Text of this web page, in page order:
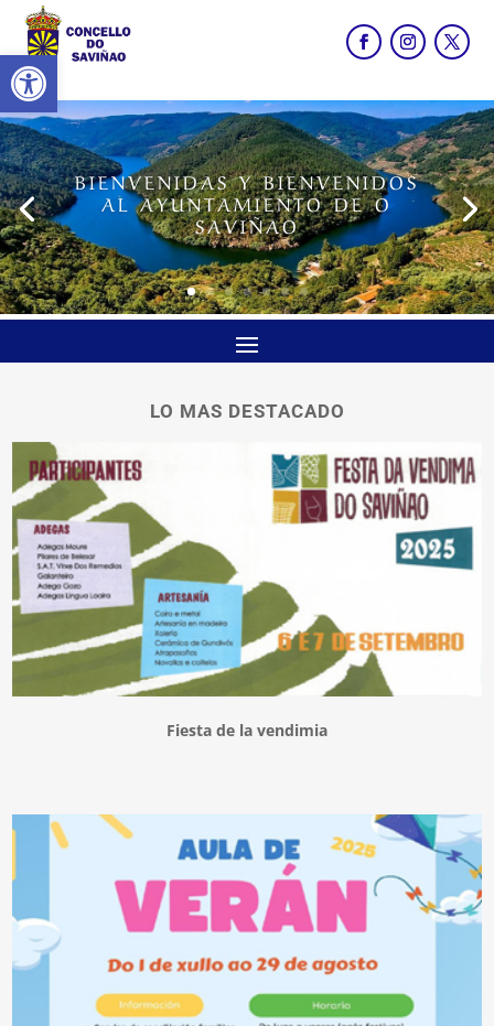
Abrir barra de herramientas
BIENVENIDAS Y BIENVENIDOS
AL AYUNTAMIENTO DE O
SAVIÑAO
LO MAS DESTACADO
Fiesta de la vendimia